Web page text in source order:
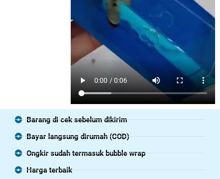
Barang di cek sebelum dikirim
Bayar langsung dirumah (COD)
Ongkir sudah termasuk bubble wrap
Harga terbaik